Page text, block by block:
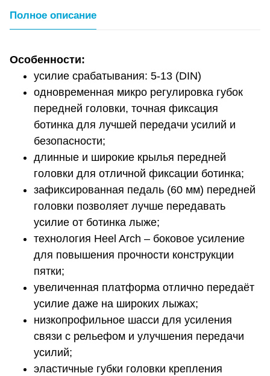
Полное описание
Особенности:
усилие срабатывания: 5-13 (DIN)
одновременная микро регулировка губок
передней головки, точная фиксация
ботинка для лучшей передачи усилий и
безопасности;
длинные и широкие крылья передней
головки для отличной фиксации ботинка;
зафиксированная педаль (60 мм) передней
головки позволяет лучше передавать
усилие от ботинка лыже;
технология Heel Arch – боковое усиление
для повышения прочности конструкции
пятки;
увеличенная платформа отлично передаёт
усилие даже на широких лыжах;
низкопрофильное шасси для усиления
связи с рельефом и улучшения передачи
усилий;
эластичные губки головки крепления